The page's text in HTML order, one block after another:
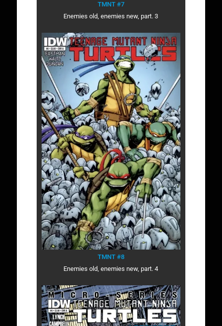
TMNT #7
Enemies old, enemies new, part. 3
TMNT #8
Enemies old, enemies new, part. 4